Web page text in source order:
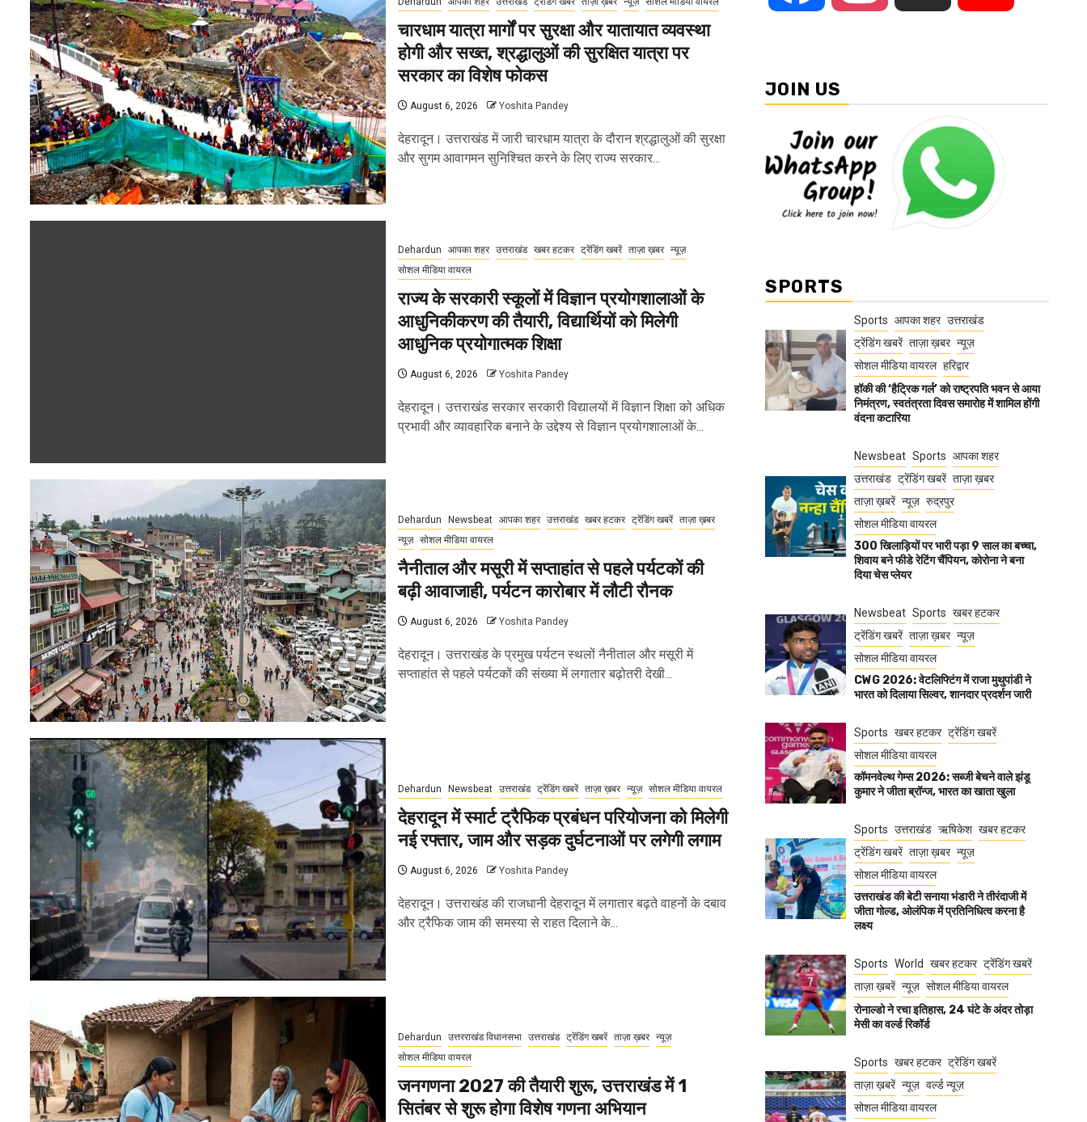
चारधाम यात्रा मार्गों पर सुरक्षा और यातायात व्यवस्था
होगी और सख्त, श्रद्धालुओं की सुरक्षित यात्रा पर
सरकार का विशेष फोकस
August 6, 2026 Yoshita Pandey
देहरादून। उत्तराखंड में जारी चारधाम यात्रा के दौरान श्रद्धालुओं की सुरक्षा
और सुगम आवागमन सुनिश्चित करने के लिए राज्य सरकार...
Dehardun आपका शहर उत्तराखंड खबर हटकर ट्रेंडिंग खबरें ताज़ा ख़बर
न्यूज़
सोशल मीडिया वायरल
राज्य के सरकारी स्कूलों में विज्ञान प्रयोगशालाओं के
आधुनिकीकरण की तैयारी, विद्यार्थियों को मिलेगी
आधुनिक प्रयोगात्मक शिक्षा
August 6, 2026 Yoshita Pandey
देहरादून। उत्तराखंड सरकार सरकारी विद्यालयों में विज्ञान शिक्षा को अधिक
प्रभावी और व्यावहारिक बनाने के उद्देश्य से विज्ञान प्रयोगशालाओं के...
Dehardun Newsbeat आपका शहर उत्तराखंड खबर हटकर ट्रेंडिंग खबरें
ताज़ा ख़बर
न्यूज़
सोशल मीडिया वायरल
नैनीताल और मसूरी में सप्ताहांत से पहले पर्यटकों की
बढ़ी आवाजाही, पर्यटन कारोबार में लौटी रौनक
August 6, 2026 Yoshita Pandey
देहरादून। उत्तराखंड के प्रमुख पर्यटन स्थलों नैनीताल और मसूरी में
सप्ताहांत से पहले पर्यटकों की संख्या में लगातार बढ़ोतरी देखी...
Dehardun Newsbeat उत्तराखंड ट्रेंडिंग खबरें ताज़ा ख़बर न्यूज़ सोशल मीडिया वायरल
देहरादून में स्मार्ट ट्रैफिक प्रबंधन परियोजना को मिलेगी
नई रफ्तार, जाम और सड़क दुर्घटनाओं पर लगेगी लगाम
August 6, 2026 Yoshita Pandey
देहरादून। उत्तराखंड की राजधानी देहरादून में लगातार बढ़ते वाहनों के दबाव
और ट्रैफिक जाम की समस्या से राहत दिलाने के...
Dehardun उत्तरराखंड विधानसभा उत्तराखंड ट्रेंडिंग खबरें ताज़ा ख़बर
न्यूज़
सोशल मीडिया वायरल
जनगणना 2027 की तैयारी शुरू, उत्तराखंड में 1
सितंबर से शुरू होगा विशेष गणना अभियान
JOIN US
SPORTS
Sports आपका शहर उत्तराखंड
ट्रेंडिंग खबरें ताज़ा ख़बर न्यूज़
सोशल मीडिया वायरल हरिद्वार
हॉकी की ‘हैट्रिक गर्ल’ को राष्ट्रपति भवन से आया
निमंत्रण, स्वतंत्रता दिवस समारोह में शामिल होंगी
वंदना कटारिया
Newsbeat Sports आपका शहर
उत्तराखंड ट्रेंडिंग खबरें ताज़ा ख़बर
ताज़ा ख़बरें न्यूज़ रुद्रपुर
सोशल मीडिया वायरल
300 खिलाड़ियों पर भारी पड़ा 9 साल का बच्चा,
शिवाय बने फीडे रेटिंग चैंपियन, कोरोना ने बना
दिया चेस प्लेयर
Newsbeat Sports खबर हटकर
ट्रेंडिंग खबरें ताज़ा ख़बर न्यूज़
सोशल मीडिया वायरल
CWG 2026: वेटलिफ्टिंग में राजा मुथुपांडी ने
भारत को दिलाया सिल्वर, शानदार प्रदर्शन जारी
Sports खबर हटकर ट्रेंडिंग खबरें
सोशल मीडिया वायरल
कॉमनवेल्थ गेम्स 2026: सब्जी बेचने वाले झंडू
कुमार ने जीता ब्रॉन्ज, भारत का खाता खुला
Sports उत्तराखंड ऋषिकेश खबर हटकर
ट्रेंडिंग खबरें ताज़ा ख़बर न्यूज़
सोशल मीडिया वायरल
उत्तराखंड की बेटी सनाया भंडारी ने तीरंदाजी में
जीता गोल्ड, ओलंपिक में प्रतिनिधित्व करना है
लक्ष्य
Sports World खबर हटकर ट्रेंडिंग खबरें
ताज़ा ख़बरें न्यूज़ सोशल मीडिया वायरल
रोनाल्डो ने रचा इतिहास, 24 घंटे के अंदर तोड़ा
मेसी का वर्ल्ड रिकॉर्ड
Sports खबर हटकर ट्रेंडिंग खबरें
ताज़ा ख़बरें न्यूज़ वर्ल्ड न्यूज़
सोशल मीडिया वायरल